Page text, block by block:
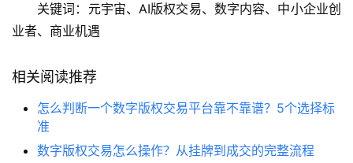
关键词：元宇宙、AI版权交易、数字内容、中小企业创
业者、商业机遇
相关阅读推荐
怎么判断一个数字版权交易平台靠不靠谱？5个选择标
准
数字版权交易怎么操作？从挂牌到成交的完整流程